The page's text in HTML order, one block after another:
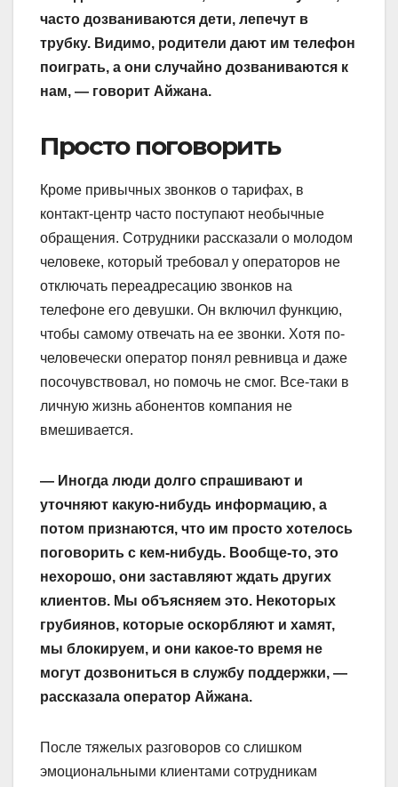
часто дозваниваются дети, лепечут в
трубку. Видимо, родители дают им телефон
поиграть, а они случайно дозваниваются к
нам, — говорит Айжана.
Просто поговорить
Кроме привычных звонков о тарифах, в
контакт-центр часто поступают необычные
обращения. Сотрудники рассказали о молодом
человеке, который требовал у операторов не
отключать переадресацию звонков на
телефоне его девушки. Он включил функцию,
чтобы самому отвечать на ее звонки. Хотя по-
человечески оператор понял ревнивца и даже
посочувствовал, но помочь не смог. Все-таки в
личную жизнь абонентов компания не
вмешивается.
— Иногда люди долго спрашивают и
уточняют какую-нибудь информацию, а
потом признаются, что им просто хотелось
поговорить с кем-нибудь. Вообще-то, это
нехорошо, они заставляют ждать других
клиентов. Мы объясняем это. Некоторых
грубиянов, которые оскорбляют и хамят,
мы блокируем, и они какое-то время не
могут дозвониться в службу поддержки, —
рассказала оператор Айжана.
После тяжелых разговоров со слишком
эмоциональными клиентами сотрудникам